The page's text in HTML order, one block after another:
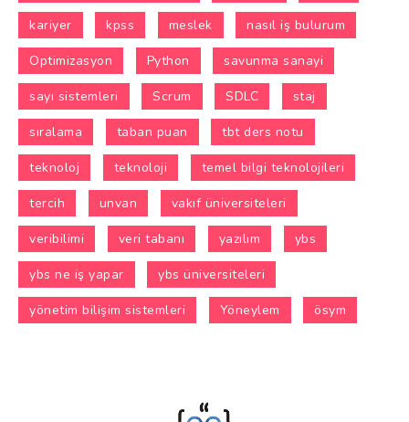
kariyer kpss meslek nasıl iş bulurum
Optimizasyon Python savunma sanayi
sayı sistemleri Scrum SDLC staj
sıralama taban puan tbt ders notu
teknoloj teknoloji temel bilgi teknolojileri
tercih unvan vakıf üniversiteleri
veribilimi veri tabanı yazılım ybs
ybs ne iş yapar ybs üniversiteleri
yönetim bilişim sistemleri Yöneylem ösym